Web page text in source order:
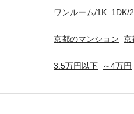
ワンルーム/1K 1DK/
京都のマンション 京
3.5万円以下 ～4万円